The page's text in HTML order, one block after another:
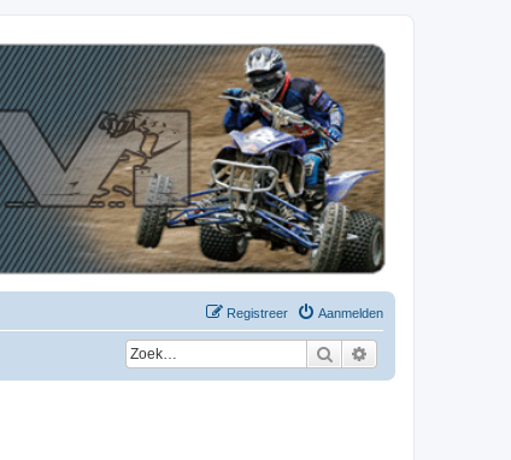
Aanmelden
Registreer
Zoek